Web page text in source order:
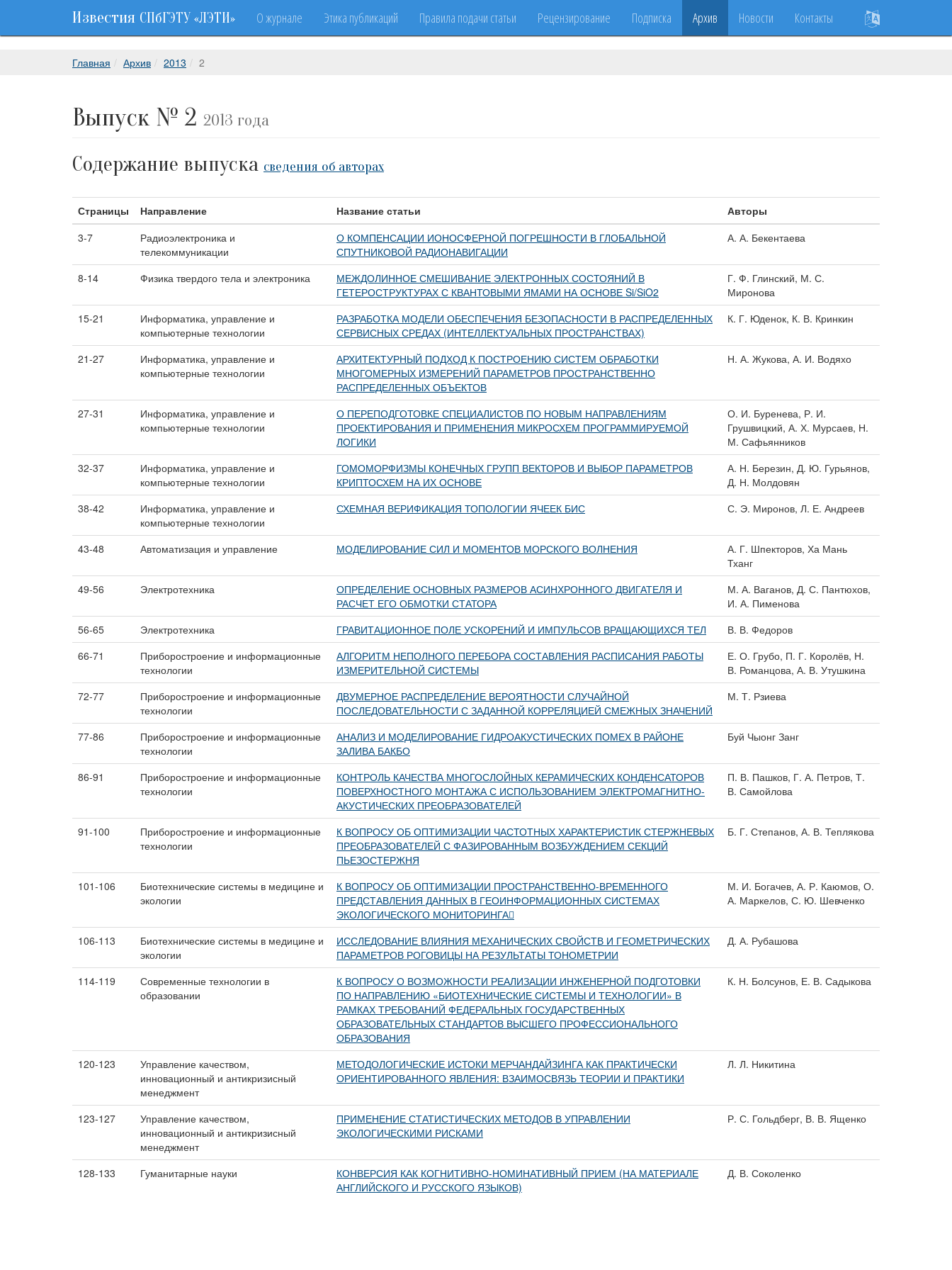
Известия СПбГЭТУ «ЛЭТИ» О журнале Этика публикаций Правила подачи статьи Рецензирование Подписка Архив Новости Контакты
Главная Архив 2013 2
Выпуск № 2 2013 года
Содержание выпуска сведения об авторах
Страницы Направление Название статьи
Авторы
3-7
Радиоэлектроника и
телекоммуникации
О КОМПЕНСАЦИИ ИОНОСФЕРНОЙ ПОГРЕШНОСТИ В ГЛОБАЛЬНОЙ
СПУТНИКОВОЙ РАДИОНАВИГАЦИИ
А. А. Бекентаева
8-14 Физика твердого тела и электроника
МЕЖДОЛИННОЕ СМЕШИВАНИЕ ЭЛЕКТРОННЫХ СОСТОЯНИЙ В
ГЕТЕРОСТРУКТУРАХ С КВАНТОВЫМИ ЯМАМИ НА ОСНОВЕ Si/SiO2
Г. Ф. Глинский, М. С.
Миронова
15-21
Информатика, управление и
компьютерные технологии
РАЗРАБОТКА МОДЕЛИ ОБЕСПЕЧЕНИЯ БЕЗОПАСНОСТИ В РАСПРЕДЕЛЕННЫХ
СЕРВИСНЫХ СРЕДАХ (ИНТЕЛЛЕКТУАЛЬНЫХ ПРОСТРАНСТВАХ)
К. Г. Юденок, К. В. Кринкин
21-27
Информатика, управление и
компьютерные технологии
АРХИТЕКТУРНЫЙ ПОДХОД К ПОСТРОЕНИЮ СИСТЕМ ОБРАБОТКИ
МНОГОМЕРНЫХ ИЗМЕРЕНИЙ ПАРАМЕТРОВ ПРОСТРАНСТВЕННО
РАСПРЕДЕЛЕННЫХ ОБЪЕКТОВ
Н. А. Жукова, А. И. Водяхо
27-31
Информатика, управление и
компьютерные технологии
О ПЕРЕПОДГОТОВКЕ СПЕЦИАЛИСТОВ ПО НОВЫМ НАПРАВЛЕНИЯМ
ПРОЕКТИРОВАНИЯ И ПРИМЕНЕНИЯ МИКРОСХЕМ ПРОГРАММИРУЕМОЙ
ЛОГИКИ
О. И. Буренева, Р. И.
Грушвицкий, А. Х. Мурсаев, Н.
М. Сафьянников
32-37
Информатика, управление и
компьютерные технологии
ГОМОМОРФИЗМЫ КОНЕЧНЫХ ГРУПП ВЕКТОРОВ И ВЫБОР ПАРАМЕТРОВ
КРИПТОСХЕМ НА ИХ ОСНОВЕ
А. Н. Березин, Д. Ю. Гурьянов,
Д. Н. Молдовян
38-42
Информатика, управление и
компьютерные технологии
СХЕМНАЯ ВЕРИФИКАЦИЯ ТОПОЛОГИИ ЯЧЕЕК БИС С. Э. Миронов, Л. Е. Андреев
43-48 Автоматизация и управление МОДЕЛИРОВАНИЕ СИЛ И МОМЕНТОВ МОРСКОГО ВОЛНЕНИЯ
А. Г. Шпекторов, Ха Мань
Тханг
49-56
Электротехника
ОПРЕДЕЛЕНИЕ ОСНОВНЫХ РАЗМЕРОВ АСИНХРОННОГО ДВИГАТЕЛЯ И
РАСЧЕТ ЕГО ОБМОТКИ СТАТОРА
М. А. Ваганов, Д. С. Пантюхов,
И. А. Пименова
56-65
Электротехника ГРАВИТАЦИОННОЕ ПОЛЕ УСКОРЕНИЙ И ИМПУЛЬСОВ ВРАЩАЮЩИХСЯ ТЕЛ
В. В. Федоров
66-71
Приборостроение и информационные
технологии
АЛГОРИТМ НЕПОЛНОГО ПЕРЕБОРА СОСТАВЛЕНИЯ РАСПИСАНИЯ РАБОТЫ
ИЗМЕРИТЕЛЬНОЙ СИСТЕМЫ
Е. О. Грубо, П. Г. Королёв, Н.
В. Романцова, А. В. Утушкина
72-77
Приборостроение и информационные
технологии
ДВУМЕРНОЕ РАСПРЕДЕЛЕНИЕ ВЕРОЯТНОСТИ СЛУЧАЙНОЙ
ПОСЛЕДОВАТЕЛЬНОСТИ С ЗАДАННОЙ КОРРЕЛЯЦИЕЙ СМЕЖНЫХ ЗНАЧЕНИЙ
М. Т. Рзиева
77-86
Приборостроение и информационные
технологии
АНАЛИЗ И МОДЕЛИРОВАНИЕ ГИДРОАКУСТИЧЕСКИХ ПОМЕХ В РАЙОНЕ
ЗАЛИВА БАКБО
Буй Чыонг Занг
86-91
Приборостроение и информационные
технологии
КОНТРОЛЬ КАЧЕСТВА МНОГОСЛОЙНЫХ КЕРАМИЧЕСКИХ КОНДЕНСАТОРОВ
ПОВЕРХНОСТНОГО МОНТАЖА С ИСПОЛЬЗОВАНИЕМ ЭЛЕКТРОМАГНИТНО-
АКУСТИЧЕСКИХ ПРЕОБРАЗОВАТЕЛЕЙ
П. В. Пашков, Г. А. Петров, Т.
В. Самойлова
91-100
Приборостроение и информационные
технологии
К ВОПРОСУ ОБ ОПТИМИЗАЦИИ ЧАСТОТНЫХ ХАРАКТЕРИСТИК СТЕРЖНЕВЫХ
ПРЕОБРАЗОВАТЕЛЕЙ С ФАЗИРОВАННЫМ ВОЗБУЖДЕНИЕМ СЕКЦИЙ
ПЬЕЗОСТЕРЖНЯ
Б. Г. Степанов, А. В. Теплякова
101-106
Биотехнические системы в медицине и
экологии
К ВОПРОСУ ОБ ОПТИМИЗАЦИИ ПРОСТРАНСТВЕННО-ВРЕМЕННОГО
ПРЕДСТАВЛЕНИЯ ДАННЫХ В ГЕОИНФОРМАЦИОННЫХ СИСТЕМАХ
ЭКОЛОГИЧЕСКОГО МОНИТОРИНГА
М. И. Богачев, А. Р. Каюмов, О.
А. Маркелов, С. Ю. Шевченко
106-113
Биотехнические системы в медицине и
экологии
ИССЛЕДОВАНИЕ ВЛИЯНИЯ МЕХАНИЧЕСКИХ СВОЙСТВ И ГЕОМЕТРИЧЕСКИХ
ПАРАМЕТРОВ РОГОВИЦЫ НА РЕЗУЛЬТАТЫ ТОНОМЕТРИИ
Д. А. Рубашова
114-119
Современные технологии в
образовании
К ВОПРОСУ О ВОЗМОЖНОСТИ РЕАЛИЗАЦИИ ИНЖЕНЕРНОЙ ПОДГОТОВКИ
ПО НАПРАВЛЕНИЮ «БИОТЕХНИЧЕСКИЕ СИСТЕМЫ И ТЕХНОЛОГИИ» В
РАМКАХ ТРЕБОВАНИЙ ФЕДЕРАЛЬНЫХ ГОСУДАРСТВЕННЫХ
ОБРАЗОВАТЕЛЬНЫХ СТАНДАРТОВ ВЫСШЕГО ПРОФЕССИОНАЛЬНОГО
ОБРАЗОВАНИЯ
К. Н. Болсунов, Е. В. Садыкова
120-123
Управление качеством,
инновационный и антикризисный
менеджмент
МЕТОДОЛОГИЧЕСКИЕ ИСТОКИ МЕРЧАНДАЙЗИНГА КАК ПРАКТИЧЕСКИ
ОРИЕНТИРОВАННОГО ЯВЛЕНИЯ: ВЗАИМОСВЯЗЬ ТЕОРИИ И ПРАКТИКИ
Л. Л. Никитина
123-127
Управление качеством,
инновационный и антикризисный
менеджмент
ПРИМЕНЕНИЕ СТАТИСТИЧЕСКИХ МЕТОДОВ В УПРАВЛЕНИИ
ЭКОЛОГИЧЕСКИМИ РИСКАМИ
Р. С. Гольдберг, В. В. Ященко
128-133 Гуманитарные науки
КОНВЕРСИЯ КАК КОГНИТИВНО-НОМИНАТИВНЫЙ ПРИЕМ (НА МАТЕРИАЛЕ
АНГЛИЙСКОГО И РУССКОГО ЯЗЫКОВ)
Д. В. Соколенко